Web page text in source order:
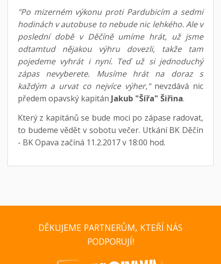
"Po mizerném výkonu proti Pardubicím a sedmi
hodinách v autobuse to nebude nic lehkého. Ale v
poslední době v Děčíně umíme hrát, už jsme
odtamtud nějakou výhru dovezli, takže tam
pojedeme vyhrát i nyní. Teď už si jednoduchý
zápas nevyberete. Musíme hrát na doraz s
každým a urvat co nejvíce výher," nevzdává nic
předem opavský kapitán Jakub "Šířa" Šiřina.
Který z kapitánů se bude moci po zápase radovat,
to budeme vědět v sobotu večer. Utkání BK Děčín
- BK Opava začíná 11.2.2017 v 18:00 hod.
DĚKUJEME PARTNERŮM, KTEŘÍ NÁS
PODPORUJÍ!